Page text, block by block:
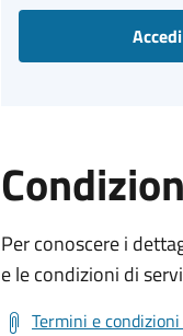
Per conoscere i
e le condizioni di
Termini e